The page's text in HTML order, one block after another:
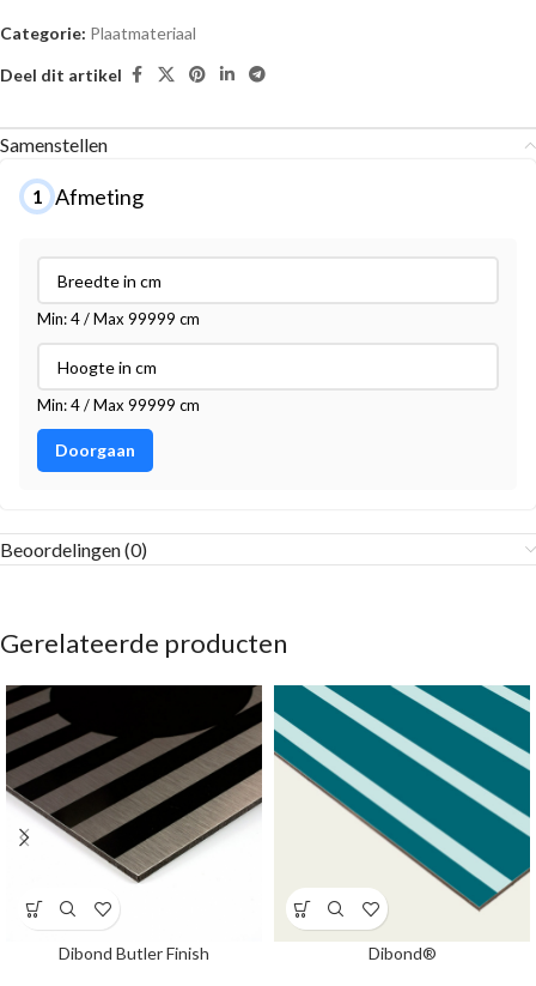
Categorie: Plaatmateriaal
Deel dit artikel
Samenstellen
1 Afmeting
Min: 4 / Max 99999 cm
Min: 4 / Max 99999 cm
Doorgaan
Beoordelingen (0)
Gerelateerde producten
Dibond Butler Finish Dibond®